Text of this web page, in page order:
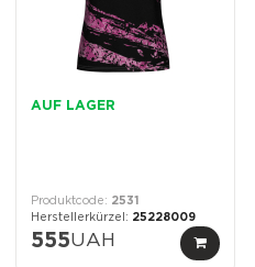
AUF LAGER
2531
25228009
555UAH